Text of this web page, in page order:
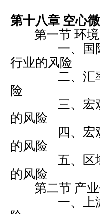
第十八章 空心
第一节 环境
一、国际经
行业的风险
二、汇率变
险
三、宏观经
的风险
四、宏观经
的风险
五、区域经
的风险
第二节 产业
一、上游行